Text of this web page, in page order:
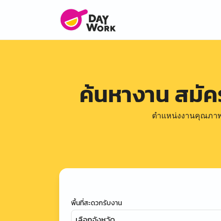
ค้นหางาน สมั
ตำแหน่งงานคุณภา
พื้นที่สะดวกรับงาน